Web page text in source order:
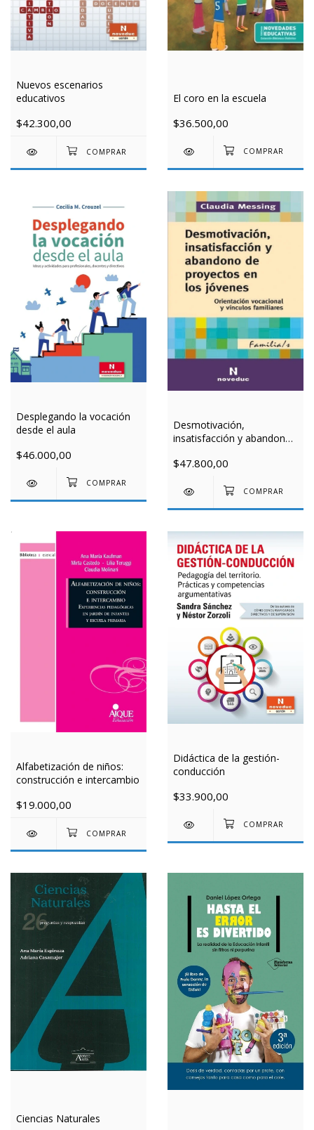
Nuevos escenarios
educativos
$42.300,00
El coro en la escuela
$36.500,00
Desplegando la vocación
desde el aula
$46.000,00
Desmotivación,
insatisfacción y abandono
jóvenes
$47.800,00
Alfabetización de niños:
construcción e intercambio
$19.000,00
Didáctica de la gestión-
conducción
$33.900,00
Ciencias Naturales